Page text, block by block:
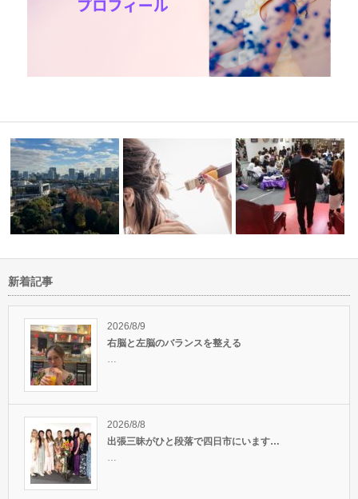
京出張
寒くなってきました〜 またまた東京ステイです〜
他人ではなく、自分が人
役だから。
新着記事
2026/8/9
右脳と左脳のバランスを整える
2026/8/8
出張三昧がひと段落で四日市にいます…